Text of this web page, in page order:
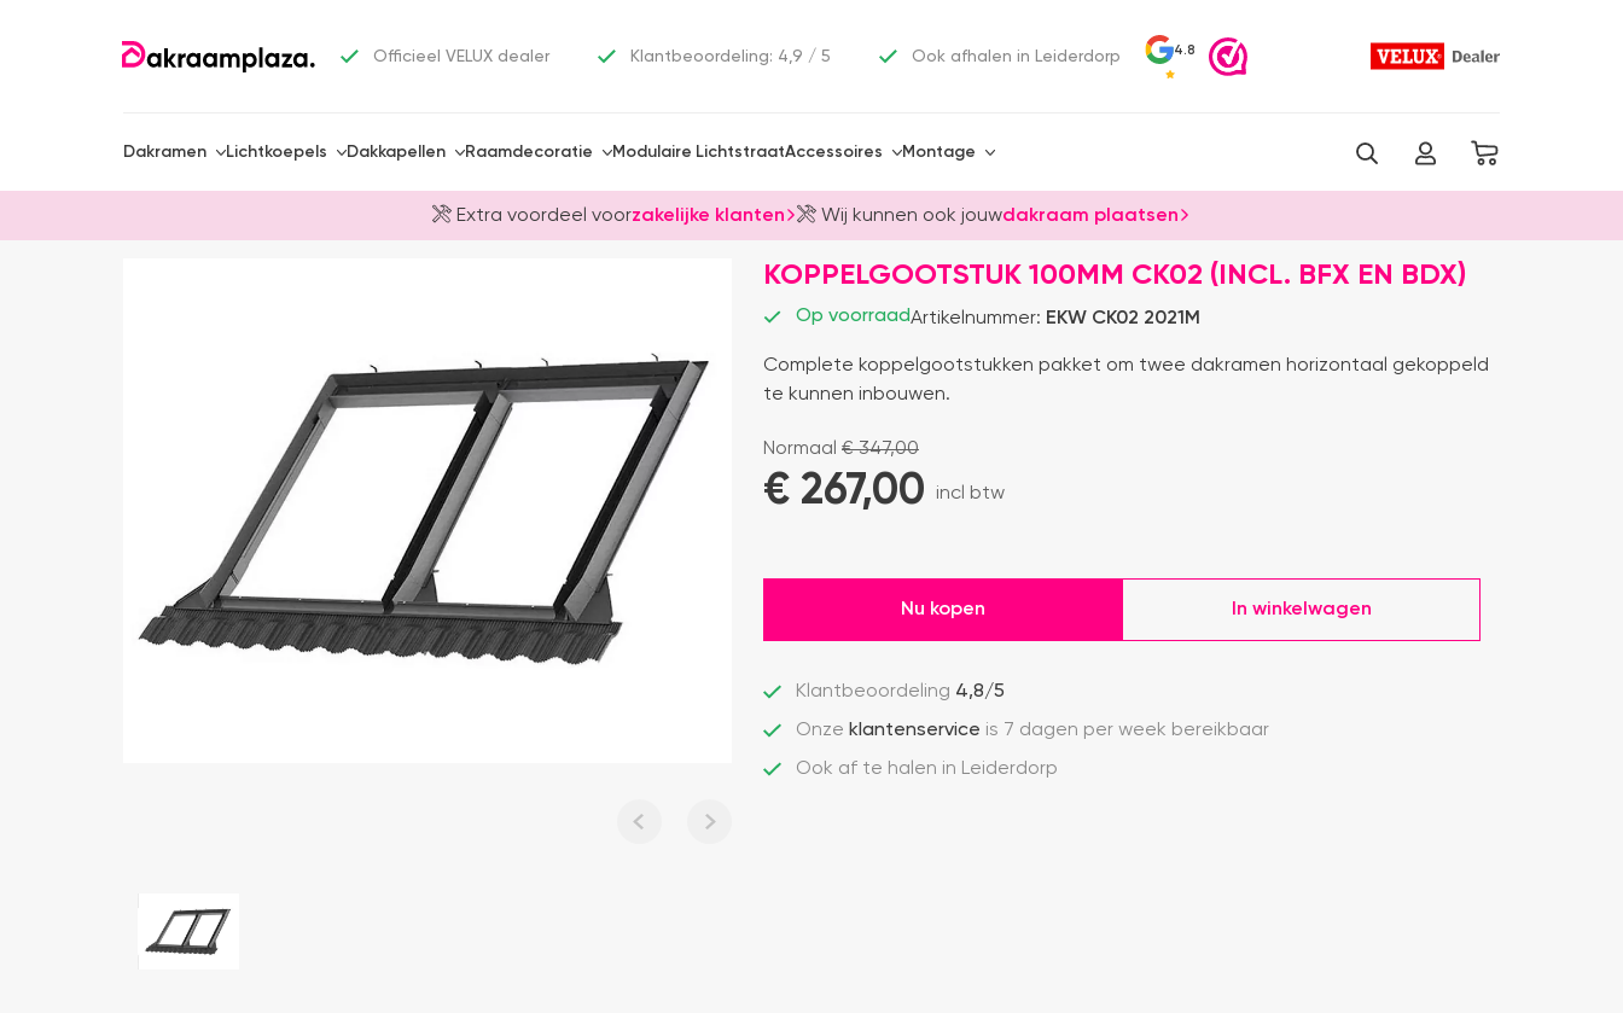
Officieel VELUX dealer Klantbeoordeling: 4,9 / 5 Ook afhalen in Leiderdorp 4.8
Dakramen Lichtkoepels Dakkapellen Raamdecoratie Modulaire LichtstraatAccessoires Montage
Extra voordeel voorzakelijke klanten Wij kunnen ook jouwdakraam plaatsen
KOPPELGOOTSTUK 100MM CK02 (INCL. BFX EN BDX)
Op voorraadArtikelnummer: EKW CK02 2021M
Complete koppelgootstukken pakket om twee dakramen horizontaal gekoppeld
te kunnen inbouwen.
Normaal €347,00
€ 267,00 incl btw
Nu kopen In winkelwagen
Klantbeoordeling 4,8/5
Onze klantenservice is 7 dagen per week bereikbaar
Ook af te halen in Leiderdorp